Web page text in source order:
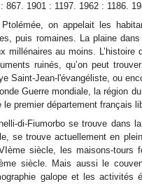
867. 1901 : 1197. 1962 : 1186.
on appelait les
puis romaines. La plaine
millénaires au moins.
ruinés, qu’on peut
Saint-Jean-l'évangéliste, ou
Guerre mondiale, la région
le premier département français
di-Fiumorbo se trouve dans
se trouve actuellement en
siècle, les maisons-tours
siècle. Mais aussi le
galope et les activités